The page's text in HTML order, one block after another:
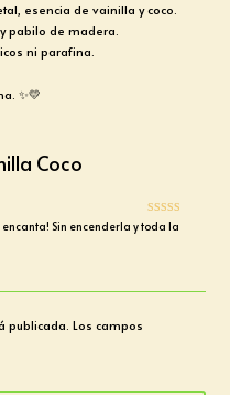
esencia de vainilla y coco.
pabilo de madera.
ni parafina.
✨💛
Coco
Valorado con
Sin encenderla y toda la
publicada. Los campos